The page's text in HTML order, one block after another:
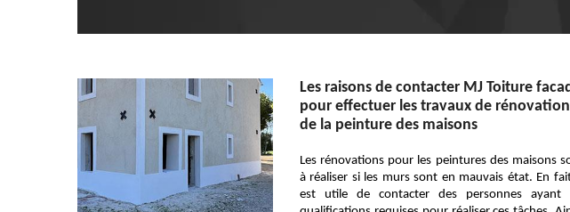
Les raisons de contacter MJ Toiture
pour effectuer les travaux de rénovation
de la peinture des maisons
Les rénovations pour les peintures des maisons
à réaliser si les murs sont en mauvais état. En
est utile de contacter des personnes ayant